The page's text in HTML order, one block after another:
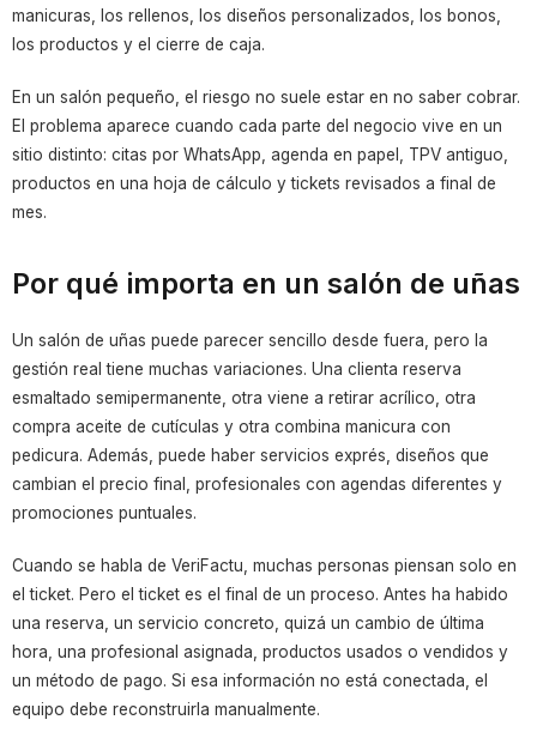
manicuras, los rellenos, los diseños personalizados, los bonos,
los productos y el cierre de caja.
En un salón pequeño, el riesgo no suele estar en no saber cobrar.
El problema aparece cuando cada parte del negocio vive en un
sitio distinto: citas por WhatsApp, agenda en papel, TPV antiguo,
productos en una hoja de cálculo y tickets revisados a final de
mes.
Por qué importa en un salón de uñas
Un salón de uñas puede parecer sencillo desde fuera, pero la
gestión real tiene muchas variaciones. Una clienta reserva
esmaltado semipermanente, otra viene a retirar acrílico, otra
compra aceite de cutículas y otra combina manicura con
pedicura. Además, puede haber servicios exprés, diseños que
cambian el precio final, profesionales con agendas diferentes y
promociones puntuales.
Cuando se habla de VeriFactu, muchas personas piensan solo en
el ticket. Pero el ticket es el final de un proceso. Antes ha habido
una reserva, un servicio concreto, quizá un cambio de última
hora, una profesional asignada, productos usados o vendidos y
un método de pago. Si esa información no está conectada, el
equipo debe reconstruirla manualmente.